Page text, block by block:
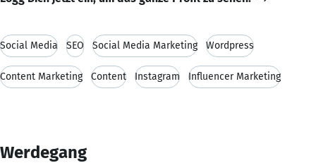
Social Media SEO Social Media Marketing Wordpress
Content Marketing Content Instagram Influencer Marketing
Werdegang